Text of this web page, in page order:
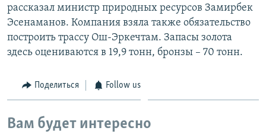
ТОҶИКӢ
Все сайты РСЕ/РС
рассказал министр природных ресурсов Замирбек
Эсенаманов. Компания взяла также обязательство
построить трассу Ош-Эркечтам. Запасы золота
здесь оцениваются в 19,9 тонн, бронзы – 70 тонн.
Поделиться Follow us
Вам будет интересно